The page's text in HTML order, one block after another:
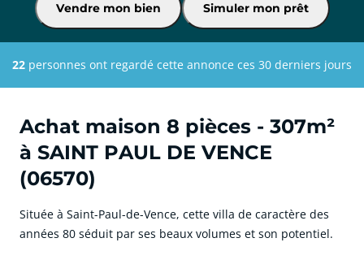
Achat maison 8 pièces - 307m²
à SAINT PAUL DE VENCE
(06570)
Située à Saint-Paul-de-Vence, cette villa de caractère des
années 80 séduit par ses beaux volumes et son potentiel.
Simuler mon prêt
Vendre mon bien
22 personnes ont regardé cette annonce ces 30 derniers jours